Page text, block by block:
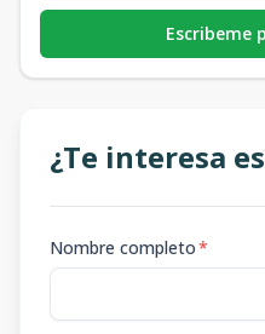
Escribeme
¿Te interesa
Nombre completo*